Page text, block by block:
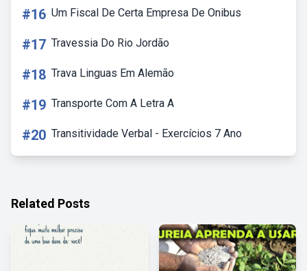
#16 Um Fiscal De Certa Empresa De Onibus
#17 Travessia Do Rio Jordão
#18 Trava Linguas Em Alemão
#19 Transporte Com A Letra A
#20 Transitividade Verbal - Exercícios 7 Ano
Related Posts